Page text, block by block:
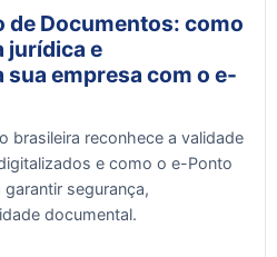
de Documentos: como
jurídica e
empresa com o e-
brasileira reconhece a validade
e como o e-Ponto
garantir segurança,
documental.